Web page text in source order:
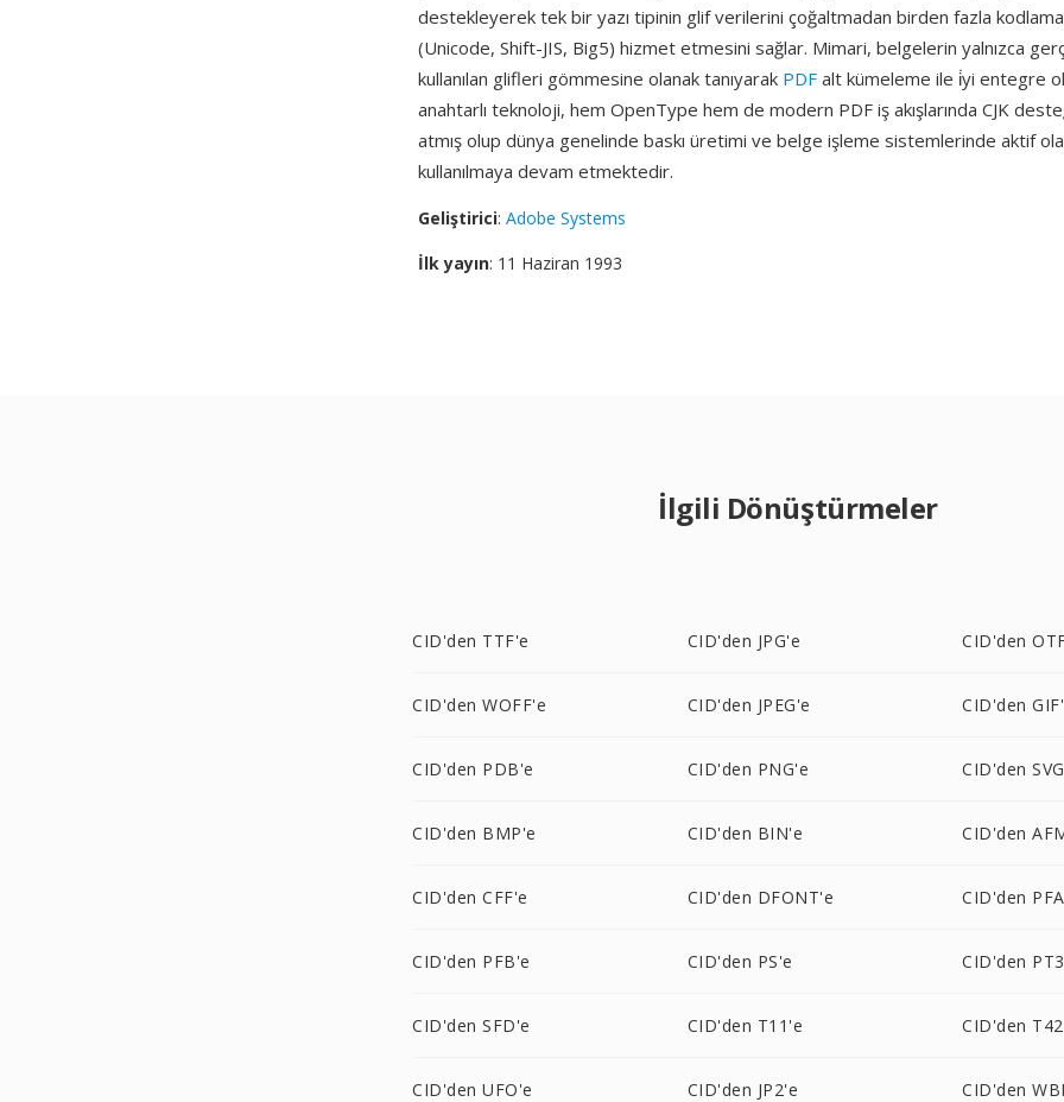
destekleyerek tek bir yazı tipinin glif verilerini çoğaltmadan birden fazla kodlama
(Unicode, Shift-JIS, Big5) hizmet etmesini sağlar. Mimari, belgelerin yalnızca
kullanılan glifleri gömmesine olanak tanıyarak PDF alt kümeleme ile i̇yi entegre
anahtarlı teknoloji, hem OpenType hem de modern PDF iş akışlarında CJK
atmış olup dünya genelinde baskı üretimi ve belge işleme sistemlerinde aktif
kullanılmaya devam etmektedir.
Geliştirici: Adobe Systems
İlk yayın: 11 Haziran 1993
İlgili Dönüştürmeler
CID'den TTF'e CID'den JPG'e CID'den
CID'den WOFF'e CID'den JPEG'e CID'den
CID'den PDB'e CID'den PNG'e CID'den
CID'den BMP'e CID'den BIN'e CID'den
CID'den CFF'e CID'den DFONT'e CID'den
CID'den PFB'e CID'den PS'e CID'den
CID'den SFD'e CID'den T11'e CID'den
CID'den UFO'e CID'den JP2'e CID'den